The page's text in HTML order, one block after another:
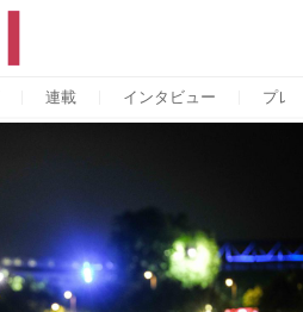
連載 インタビュー プレ